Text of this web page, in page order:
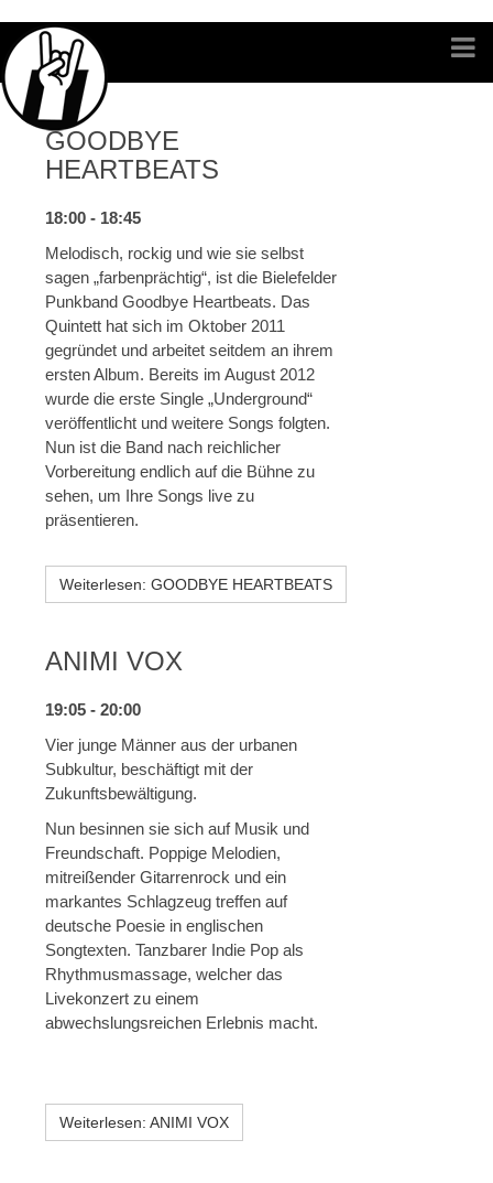
GOODBYE
HEARTBEATS
18:00 - 18:45
Melodisch, rockig und wie sie selbst
sagen „farbenprächtig“, ist die Bielefelder
Punkband Goodbye Heartbeats. Das
Quintett hat sich im Oktober 2011
gegründet und arbeitet seitdem an ihrem
ersten Album. Bereits im August 2012
wurde die erste Single „Underground“
veröffentlicht und weitere Songs folgten.
Nun ist die Band nach reichlicher
Vorbereitung endlich auf die Bühne zu
sehen, um Ihre Songs live zu
präsentieren.
Weiterlesen: GOODBYE HEARTBEATS
ANIMI VOX
19:05 - 20:00
Vier junge Männer aus der urbanen
Subkultur, beschäftigt mit der
Zukunftsbewältigung.
Nun besinnen sie sich auf Musik und
Freundschaft. Poppige Melodien,
mitreißender Gitarrenrock und ein
markantes Schlagzeug treffen auf
deutsche Poesie in englischen
Songtexten. Tanzbarer Indie Pop als
Rhythmusmassage, welcher das
Livekonzert zu einem
abwechslungsreichen Erlebnis macht.
Weiterlesen: ANIMI VOX